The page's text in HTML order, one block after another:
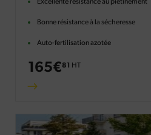
Excellente résistance au piétinement
Bonne résistance à la sécheresse
Auto-fertilisation azotée
165€81 HT